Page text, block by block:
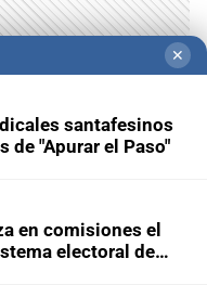
✕
santafesinos
de "Apurar el Paso"
en comisiones el
electoral de